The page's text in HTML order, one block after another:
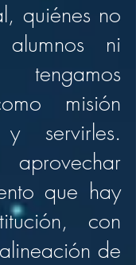
quiénes no
ni
tengamos
misión
servirles.
que hay
con
de